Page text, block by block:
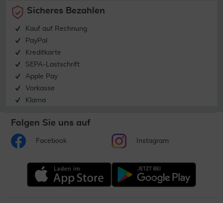
Sicheres Bezahlen
Kauf auf Rechnung
PayPal
Kreditkarte
SEPA-Lastschrift
Apple Pay
Vorkasse
Klarna
Folgen Sie uns auf
Facebook Instagram